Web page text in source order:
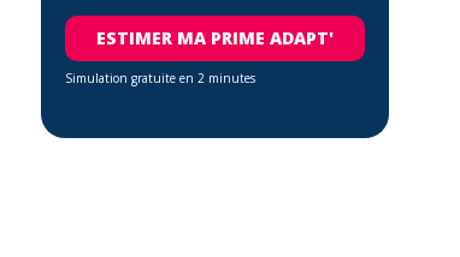
ESTIMER MA PRIME ADAPT'
Simulation gratuite en 2 minutes